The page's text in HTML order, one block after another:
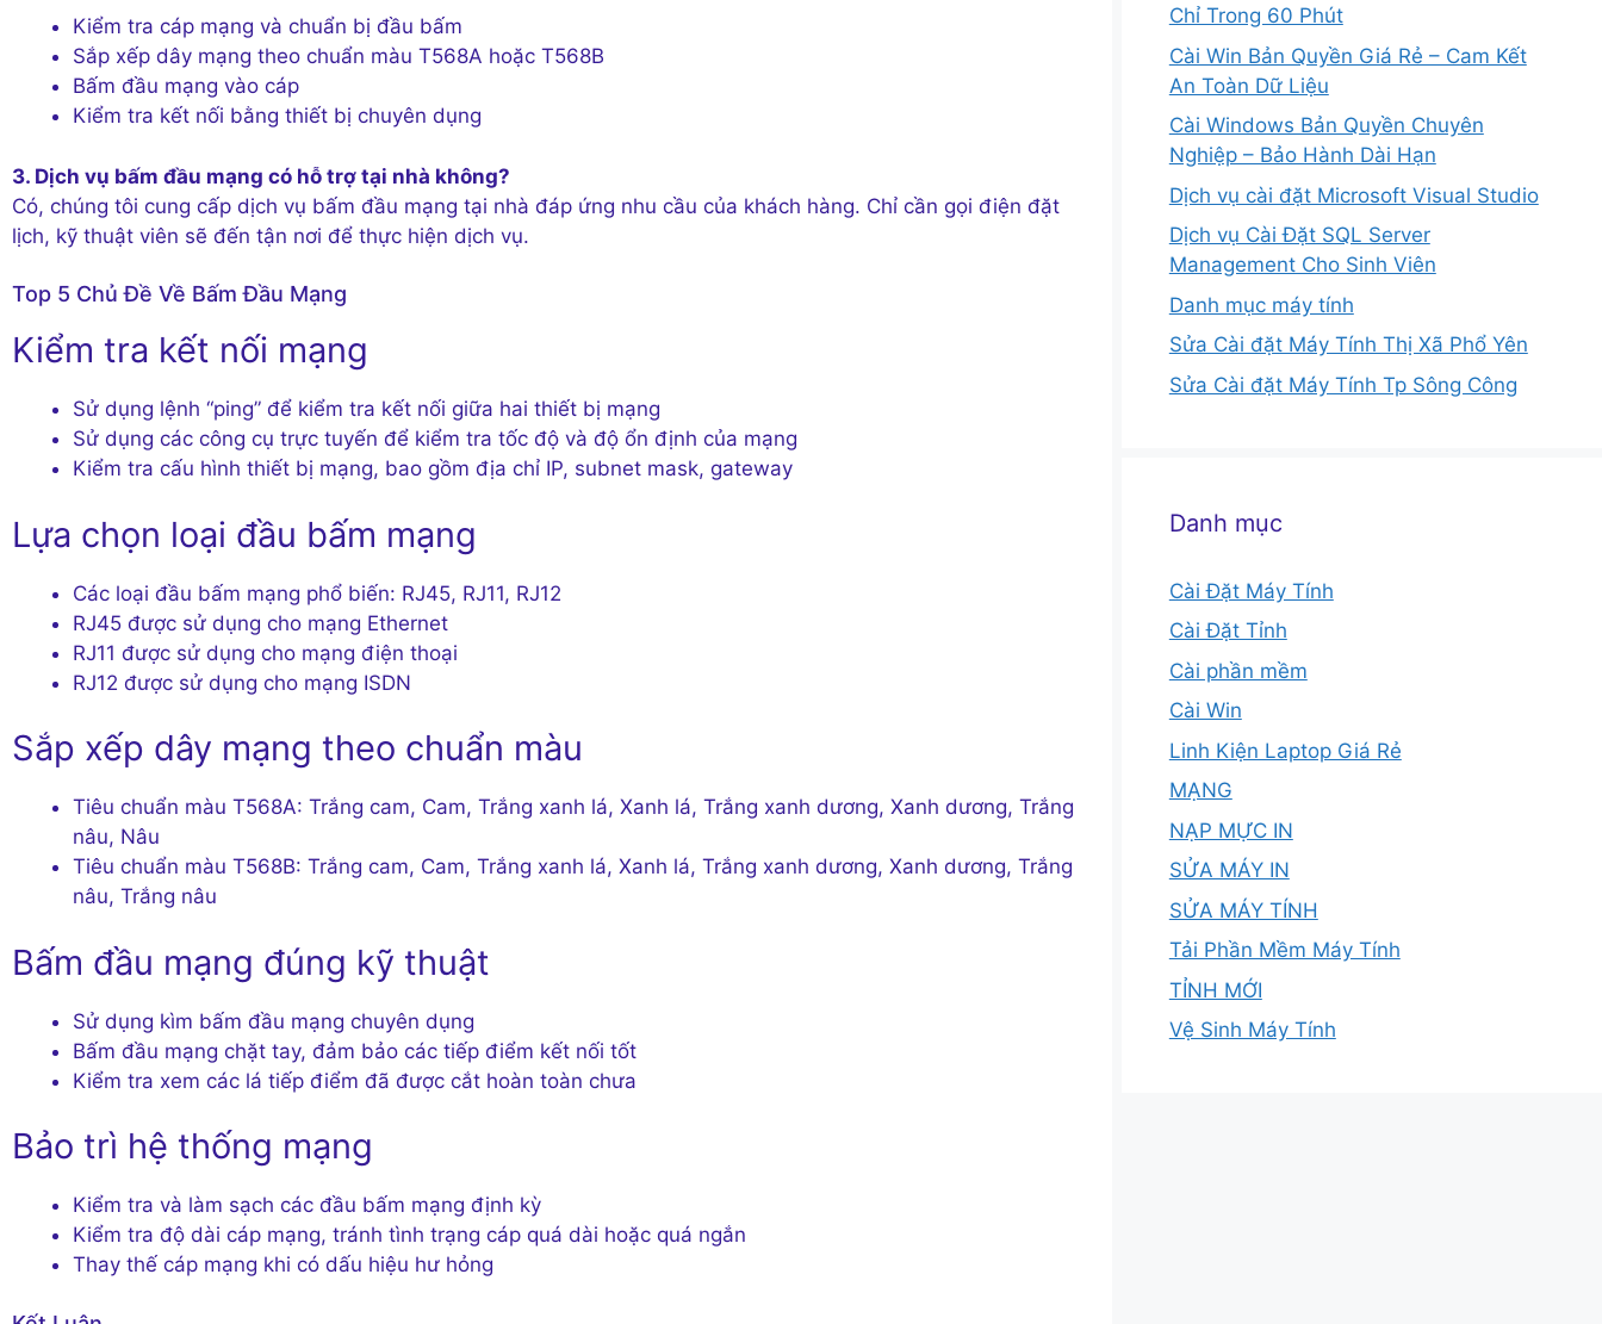
Kiểm tra cáp mạng và chuẩn bị đầu bấm
Sắp xếp dây mạng theo chuẩn màu T568A hoặc T568B
Bấm đầu mạng vào cáp
Kiểm tra kết nối bằng thiết bị chuyên dụng
3. Dịch vụ bấm đầu mạng có hỗ trợ tại nhà không?
Có, chúng tôi cung cấp dịch vụ bấm đầu mạng tại nhà đáp ứng nhu cầu của khách hàng. Chỉ cần gọi điện đặt
lịch, kỹ thuật viên sẽ đến tận nơi để thực hiện dịch vụ.
Top 5 Chủ Đề Về Bấm Đầu Mạng
Kiểm tra kết nối mạng
Sử dụng lệnh “ping” để kiểm tra kết nối giữa hai thiết bị mạng
Sử dụng các công cụ trực tuyến để kiểm tra tốc độ và độ ổn định của mạng
Kiểm tra cấu hình thiết bị mạng, bao gồm địa chỉ IP, subnet mask, gateway
Lựa chọn loại đầu bấm mạng
Các loại đầu bấm mạng phổ biến: RJ45, RJ11, RJ12
RJ45 được sử dụng cho mạng Ethernet
RJ11 được sử dụng cho mạng điện thoại
RJ12 được sử dụng cho mạng ISDN
Sắp xếp dây mạng theo chuẩn màu
Tiêu chuẩn màu T568A: Trắng cam, Cam, Trắng xanh lá, Xanh lá, Trắng xanh dương, Xanh dương, Trắng
nâu, Nâu
Tiêu chuẩn màu T568B: Trắng cam, Cam, Trắng xanh lá, Xanh lá, Trắng xanh dương, Xanh dương, Trắng
nâu, Trắng nâu
Bấm đầu mạng đúng kỹ thuật
Sử dụng kìm bấm đầu mạng chuyên dụng
Bấm đầu mạng chặt tay, đảm bảo các tiếp điểm kết nối tốt
Kiểm tra xem các lá tiếp điểm đã được cắt hoàn toàn chưa
Bảo trì hệ thống mạng
Kiểm tra và làm sạch các đầu bấm mạng định kỳ
Kiểm tra độ dài cáp mạng, tránh tình trạng cáp quá dài hoặc quá ngắn
Thay thế cáp mạng khi có dấu hiệu hư hỏng
Chỉ Trong 60 Phút
Cài Win Bản Quyền Giá Rẻ – Cam Kết
An Toàn Dữ Liệu
Cài Windows Bản Quyền Chuyên
Nghiệp – Bảo Hành Dài Hạn
Dịch vụ cài đặt Microsoft Visual Studio
Dịch vụ Cài Đặt SQL Server
Management Cho Sinh Viên
Danh mục máy tính
Sửa Cài đặt Máy Tính Thị Xã Phổ Yên
Sửa Cài đặt Máy Tính Tp Sông Công
Danh mục
Cài Đặt Máy Tính
Cài Đặt Tỉnh
Cài phần mềm
Cài Win
Linh Kiện Laptop Giá Rẻ
MẠNG
NẠP MỰC IN
SỬA MÁY IN
SỬA MÁY TÍNH
Tải Phần Mềm Máy Tính
TỈNH MỚI
Vệ Sinh Máy Tính